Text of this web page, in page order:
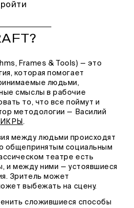
Frames & Tools) — это
которая помогает
людьми,
смыслы в рабочие
то, что все поймут и
методологии — Василий
ИКРЫ .
между людьми происходят
общепринятым социальным
театре есть
и между ними — устоявшиеся
Зритель может
выбежать на сцену.
сложившиеся способы